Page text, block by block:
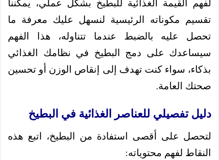
لفهم القيمة الغذائية للبطيخ بشكل عملي، يمكننا
تقسيم مكوناته الرئيسية لنسهل عليك معرفة ما
تحصل عليه بالضبط عندما تتناوله، هذا الفهم
سيساعدك على دمج البطيخ في نظامك الغذائي
بذكاء، سواء كنت تهدف إلى إنقاص الوزن أو تحسين
صحتك العامة.
دليل تفصيلي للعناصر الغذائية في البطيخ
لتحصل على أقصى استفادة من البطيخ، اتبع هذه
النقاط لفهم محتوياته: